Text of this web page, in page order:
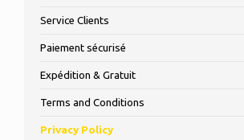
Service Clients
Paiement sécurisé
Expédition & Gratuit
Terms and Conditions
Privacy Policy